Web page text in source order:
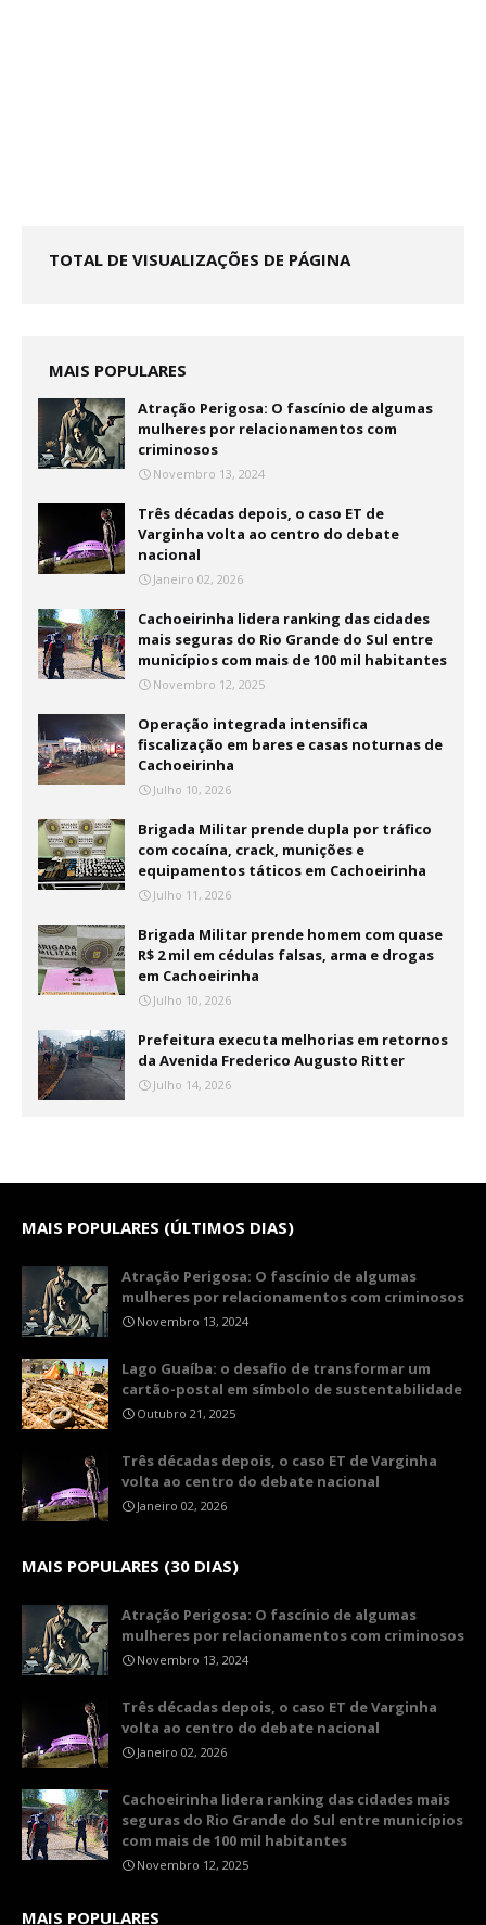
TOTAL DE VISUALIZAÇÕES DE PÁGINA
MAIS POPULARES
Atração Perigosa: O fascínio de algumas
mulheres por relacionamentos com
criminosos
Novembro 13, 2024
Três décadas depois, o caso ET de
Varginha volta ao centro do debate
nacional
Janeiro 02, 2026
Cachoeirinha lidera ranking das cidades
mais seguras do Rio Grande do Sul entre
municípios com mais de 100 mil habitantes
Novembro 12, 2025
Operação integrada intensifica
fiscalização em bares e casas noturnas de
Cachoeirinha
Julho 10, 2026
Brigada Militar prende dupla por tráfico
com cocaína, crack, munições e
equipamentos táticos em Cachoeirinha
Julho 11, 2026
Brigada Militar prende homem com quase
R$ 2 mil em cédulas falsas, arma e drogas
em Cachoeirinha
Julho 10, 2026
Prefeitura executa melhorias em retornos
da Avenida Frederico Augusto Ritter
Julho 14, 2026
MAIS POPULARES (ÚLTIMOS DIAS)
Atração Perigosa: O fascínio de algumas
mulheres por relacionamentos com criminosos
Novembro 13, 2024
Lago Guaíba: o desafio de transformar um
cartão-postal em símbolo de sustentabilidade
Outubro 21, 2025
Três décadas depois, o caso ET de Varginha
volta ao centro do debate nacional
Janeiro 02, 2026
MAIS POPULARES (30 DIAS)
Atração Perigosa: O fascínio de algumas
mulheres por relacionamentos com criminosos
Novembro 13, 2024
Três décadas depois, o caso ET de Varginha
volta ao centro do debate nacional
Janeiro 02, 2026
Cachoeirinha lidera ranking das cidades mais
seguras do Rio Grande do Sul entre municípios
com mais de 100 mil habitantes
Novembro 12, 2025
MAIS POPULARES